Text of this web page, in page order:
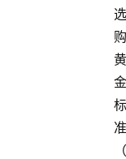
选
购
黄
金
标
准
（